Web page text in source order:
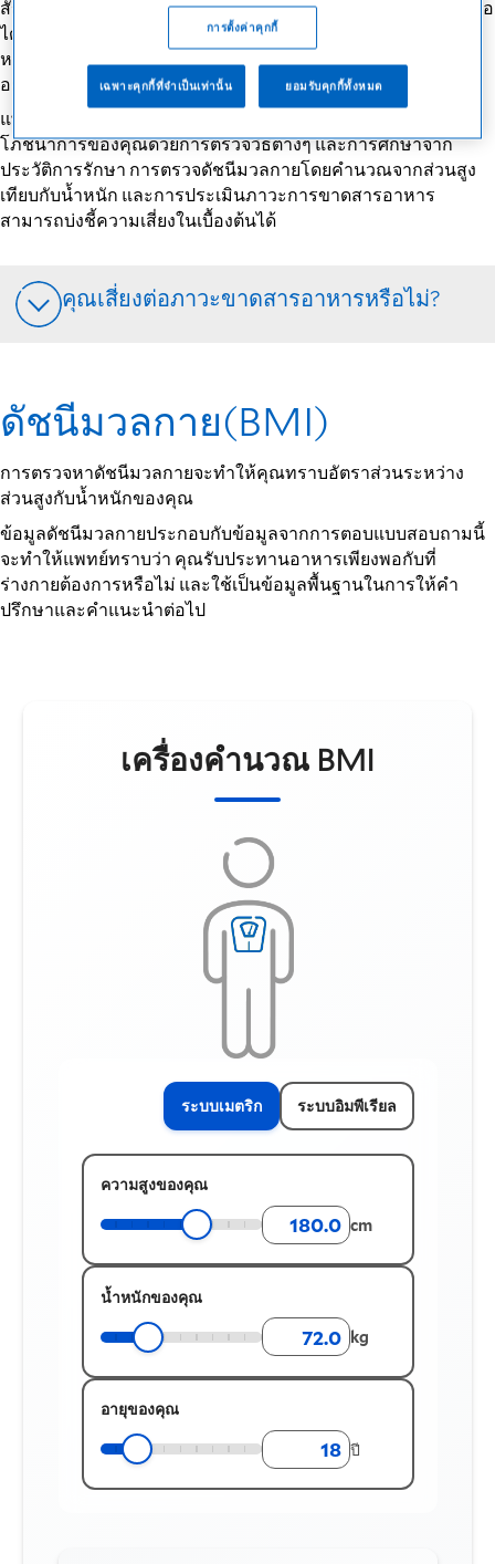
สัญญาณของการขาดอาหารได้ตั้งแต่แรกเริ่ม ทำให้สามารถรับมือ
ได้อย่างเหมาะสมเพื่อลดการสูญเสียมวลกล้ามเนื้อและรักษาน้ำ
หนักตัว แล้วคุณจะประเมินภาวะโภชนาการของตนเองได้
อย่างไร?
แพทย์และนักกำหนดอาหารสามารถทำการประเมินภาวะ
โภชนาการของคุณด้วยการตรวจวิธีต่างๆ และการศึกษาจาก
ประวัติการรักษา การตรวจดัชนีมวลกายโดยคำนวณจากส่วนสูง
เทียบกับน้ำหนัก และการประเมินภาวะการขาดสารอาหาร
สามารถบ่งชี้ความเสี่ยงในเบื้องต้นได้
คุณเสี่ยงต่อภาวะขาดสารอาหารหรือไม่?
ดัชนีมวลกาย(BMI)
การตรวจหาดัชนีมวลกายจะทำให้คุณทราบอัตราส่วนระหว่าง
ส่วนสูงกับน้ำหนักของคุณ
ข้อมูลดัชนีมวลกายประกอบกับข้อมูลจากการตอบแบบสอบถามนี้
จะทำให้แพทย์ทราบว่า คุณรับประทานอาหารเพียงพอกับที่
ร่างกายต้องการหรือไม่ และใช้เป็นข้อมูลพื้นฐานในการให้คำ
ปรึกษาและคำแนะนำต่อไป
เครื่องคำนวณ BMI
ระบบเมตริก ระบบอิมพีเรียล
ความสูงของคุณ
cm
น้ำหนักของคุณ
kg
อายุของคุณ
ปี
การตั้งค่าคุกกี้
เฉพาะคุกกี้ที่จำเป็นเท่านั้น ยอมรับคุกกี้ทั้งหมด